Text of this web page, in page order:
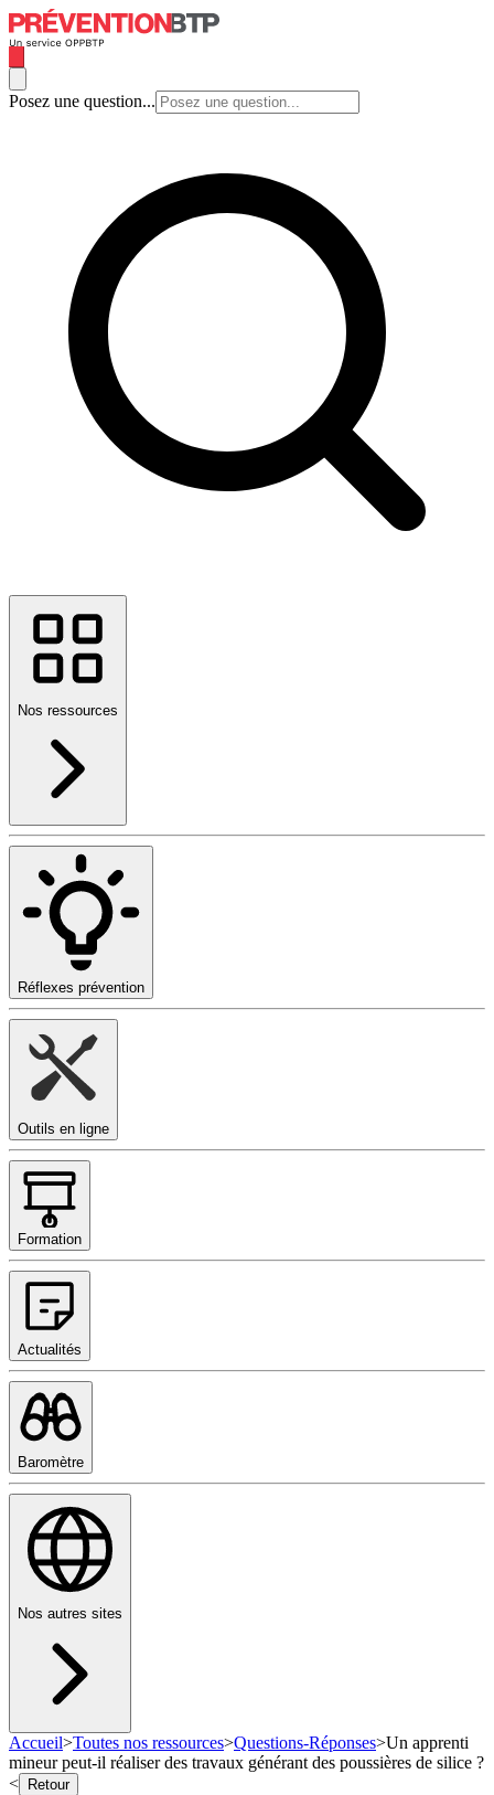
Posez une question...
Nos ressources
Réflexes prévention
Outils en ligne
Formation
Actualités
Baromètre
Nos autres sites
Accueil>Toutes nos ressources>Questions-Réponses>Un apprenti
mineur peut-il réaliser des travaux générant des poussières de silice ?
<
Retour